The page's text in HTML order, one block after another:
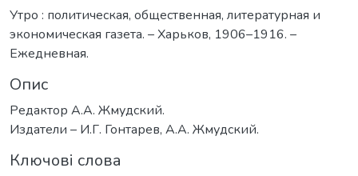
Утро : политическая, общественная, литературная и
экономическая газета. – Харьков, 1906–1916. –
Ежедневная.
Опис
Редактор А.А. Жмудский.
Издатели – И.Г. Гонтарев, А.А. Жмудский.
Ключові слова